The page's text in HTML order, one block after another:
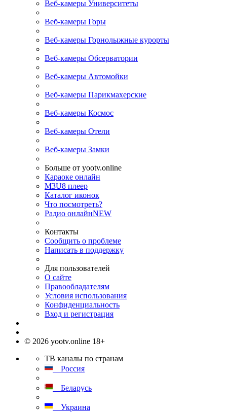
Веб-камеры Университеты
Веб-камеры Горы
Веб-камеры Горнолыжные курорты
Веб-камеры Обсерватории
Веб-камеры Автомойки
Веб-камеры Парикмахерские
Веб-камеры Космос
Веб-камеры Отели
Веб-камеры Замки
Больше от yootv.online
Караоке онлайн
M3U8 плеер
Каталог иконок
Что посмотреть?
Радио онлайнNEW
Контакты
Сообщить о проблеме
Написать в поддержку
Для пользователей
О сайте
Правообладателям
Условия использования
Конфиденциальность
Вход и регистрация
© 2026 yootv.online 18+
ТВ каналы по странам
Россия
Беларусь
Украина